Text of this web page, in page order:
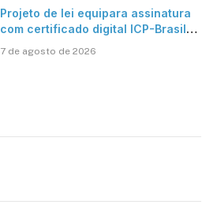
Projeto de lei equipara assinatura
com certificado digital ICP-Brasil
cartório
7 de agosto de 2026